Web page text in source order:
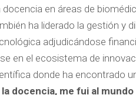
en áreas de
ha liderado la gestión y
adjudicándose
en el ecosistema de
donde ha encontrado
docencia, me fui al